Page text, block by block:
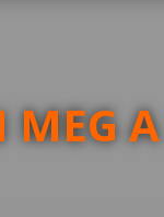
A